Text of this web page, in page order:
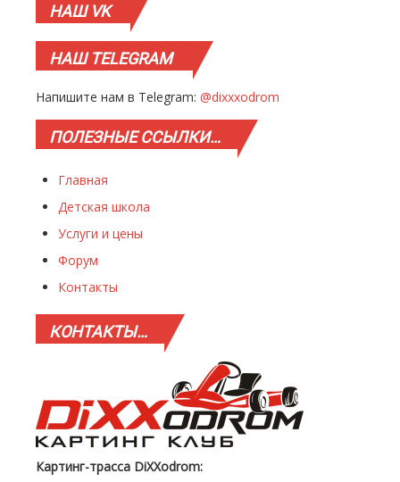
НАШVK
НАШTELEGRAM
Напишите нам в Telegram: @dixxxodrom
ПОЛЕЗНЫЕССЫЛКИ…
Главная
Детская школа
Услуги и цены
Форум
Контакты
КОНТАКТЫ…
Картинг-трасса DiXXodrom: